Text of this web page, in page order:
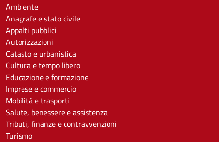
Ambiente
Anagrafe e stato civile
Appalti pubblici
Autorizzazioni
Catasto e urbanistica
Cultura e tempo libero
Educazione e formazione
Imprese e commercio
Mobilità e trasporti
Salute, benessere e assistenza
Tributi, finanze e contravvenzioni
Turismo